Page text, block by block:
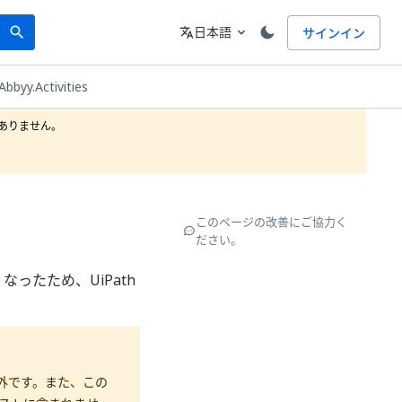
search 言語
translate日本語 expand_more サインイン
ません。
ったため、UiPath
です。また、この
このページの改善にご協力く
ださい。